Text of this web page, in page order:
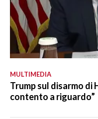
MULTIMEDIA
Trump sul disarmo di
contento a riguardo”